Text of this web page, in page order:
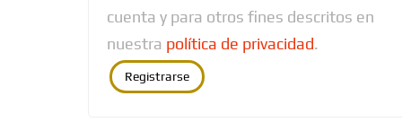
cuenta y para otros fines descritos en
nuestra política de privacidad.
Registrarse